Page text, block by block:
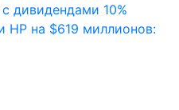
дивидендами 10%
HP на $619 миллионов: